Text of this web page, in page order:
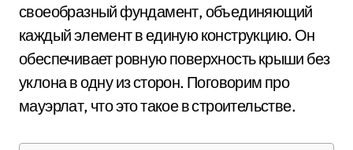
своеобразный фундамент, объединяющий
каждый элемент в единую конструкцию. Он
обеспечивает ровную поверхность крыши без
уклона в одну из сторон. Поговорим про
мауэрлат, что это такое в строительстве.